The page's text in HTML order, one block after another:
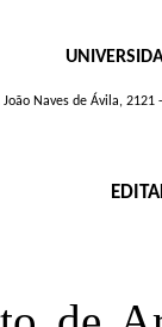
João Naves de Ávila,